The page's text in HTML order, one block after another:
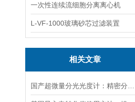
一次性连续流细胞分离离心机
L-VF-1000玻璃砂芯过滤装置
相关文章